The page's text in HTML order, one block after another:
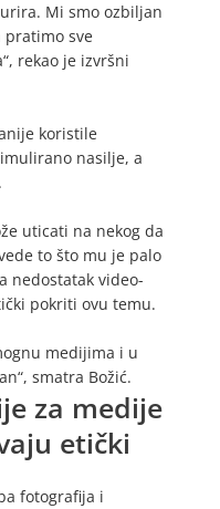
Mi smo ozbiljan
sve
rekao je izvršni
koristile
nasilje, a
uticati na nekog da
to što mu je palo
nedostatak video-
pokriti ovu temu.
medijima i u
smatra Božić.
za medije
etički
fotografija i